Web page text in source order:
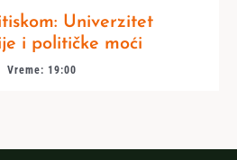
Univerzitet
i političke moći
Vreme: 19:00